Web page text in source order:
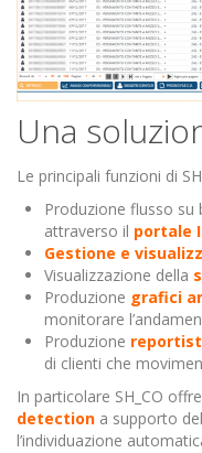
Una
Le principali funzioni di
Produzione flusso su
attraverso il portale
Gestione e
Visualizzazione della
Produzione grafici
monitorare
Produzione
di clienti che
In particolare SH_CO
detection a supporto
l’individuazione